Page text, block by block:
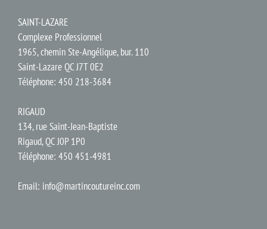
SAINT-LAZARE
Complexe Professionnel
1965, chemin Ste-Angélique, bur. 110
Saint-Lazare QC J7T 0E2
Téléphone: 450 218-3684
RIGAUD
134, rue Saint-Jean-Baptiste
Rigaud, QC J0P 1P0
Téléphone: 450 451-4981
Email: info@martincoutureinc.com